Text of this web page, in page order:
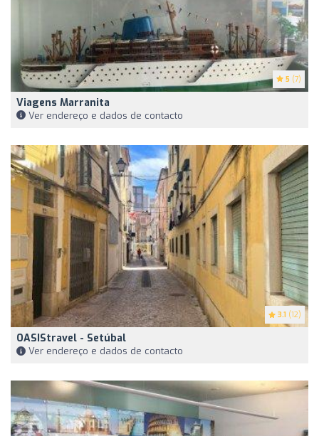
5 (7)
Viagens Marranita
Ver endereço e dados de contacto
3.1 (12)
OASIStravel - Setúbal
Ver endereço e dados de contacto